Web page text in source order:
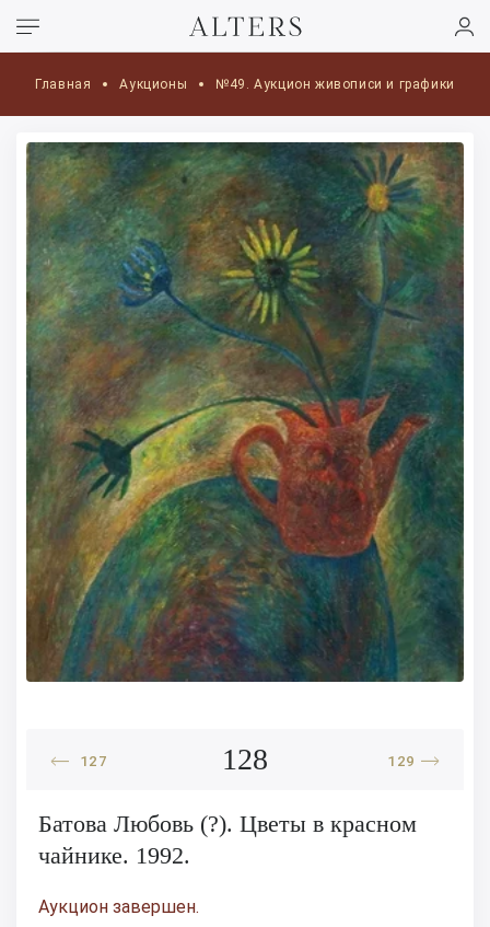
Главная Аукционы №49. Аукцион живописи и графики
127 128 129
Батова Любовь (?). Цветы в красном
чайнике. 1992.
Аукцион завершен.